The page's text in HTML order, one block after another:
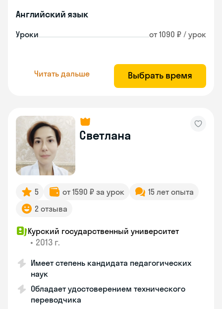
Английский язык
Уроки от 1090 ₽ / урок
Читать дальше Выбрать время
Светлана
5 от 1590 ₽ за урок
15 лет опыта
2 отзыва
Курский государственный университет
• 2013 г.
Имеет степень кандидата педагогических
наук
Обладает удостоверением технического
переводчика